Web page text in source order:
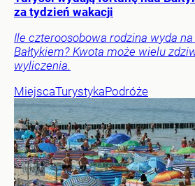
za tydzień wakacji
Ile czteroosobowa rodzina wyda
Bałtykiem? Kwota może wielu
wyliczenia.
MiejscaTurystykaPodróże